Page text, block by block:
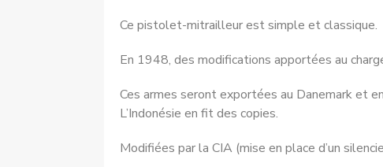
Ce pistolet-mitrailleur est simple et classique.
En 1948, des modifications apportées au
Ces armes seront exportées au Danemark et
L’Indonésie en fit des copies.
Modifiées par la CIA (mise en place d’un